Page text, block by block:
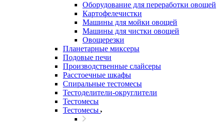
Оборудование для переработки овощей
Картофелечистки
Машины для мойки овощей
Машины для чистки овощей
Овощерезки
Планетарные миксеры
Подовые печи
Производственные слайсеры
Расстоечные шкафы
Спиральные тестомесы
Тестоделители-округлители
Тестомесы
Тестомесы